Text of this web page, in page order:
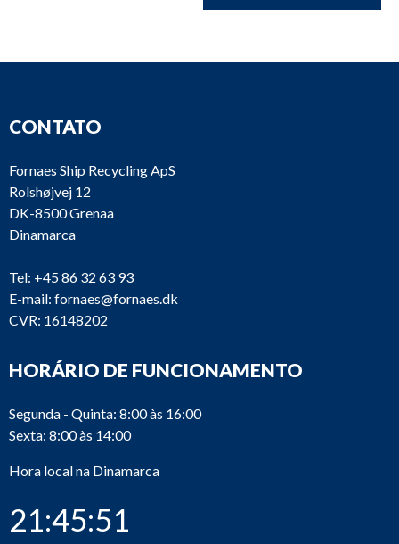
CONTATO
Fornaes Ship Recycling ApS
Rolshøjvej 12
DK-8500 Grenaa
Dinamarca
Tel: +45 86 32 63 93
E-mail: fornaes@fornaes.dk
CVR: 16148202
HORÁRIO DE FUNCIONAMENTO
Segunda - Quinta: 8:00 às 16:00
Sexta: 8:00 às 14:00
Hora local na Dinamarca
21:45:51